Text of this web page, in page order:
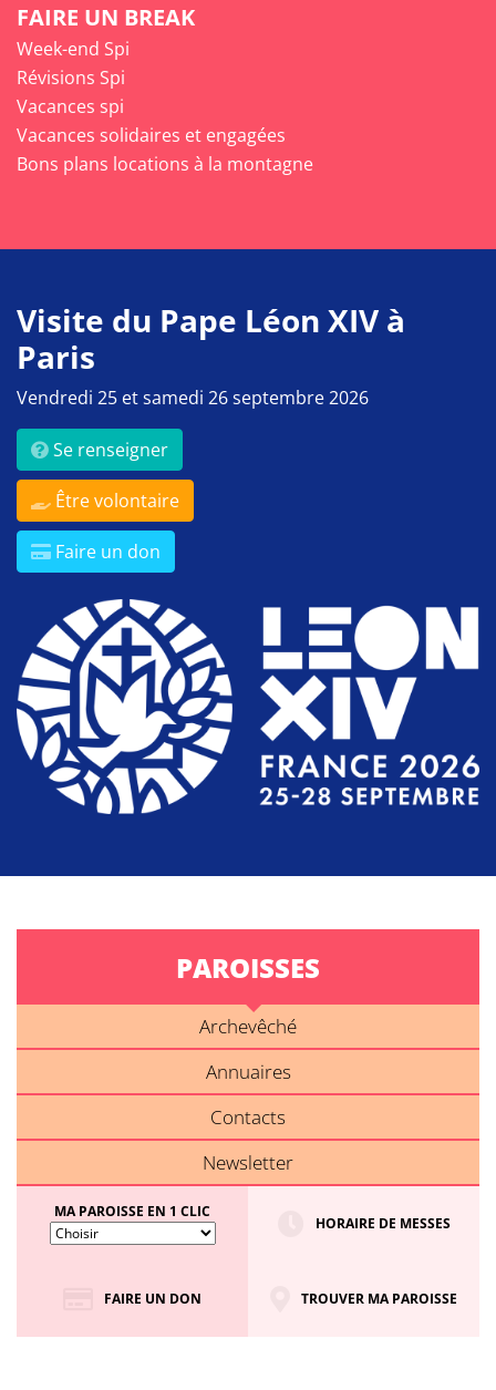
FAIRE UN BREAK
Week-end Spi
Révisions Spi
Vacances spi
Vacances solidaires et engagées
Bons plans locations à la montagne
Visite du Pape Léon XIV à
Paris
Vendredi 25 et samedi 26 septembre 2026
Se renseigner
Être volontaire
Faire un don
PAROISSES
Archevêché
Annuaires
Contacts
Newsletter
MA PAROISSE EN 1 CLIC
HORAIRE DE MESSES
FAIRE UN DON TROUVER MA PAROISSE